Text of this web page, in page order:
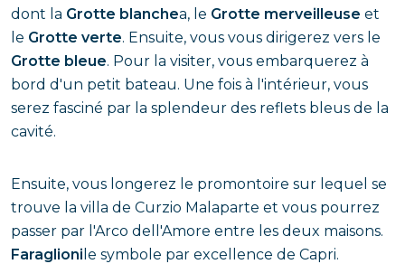
dont la Grotte blanchea, le Grotte merveilleuse et
le Grotte verte. Ensuite, vous vous dirigerez vers le
Grotte bleue. Pour la visiter, vous embarquerez à
bord d'un petit bateau. Une fois à l'intérieur, vous
serez fasciné par la splendeur des reflets bleus de la
cavité.
Ensuite, vous longerez le promontoire sur lequel se
trouve la villa de Curzio Malaparte et vous pourrez
passer par l'Arco dell'Amore entre les deux maisons.
Faraglioni le symbole par excellence de Capri.